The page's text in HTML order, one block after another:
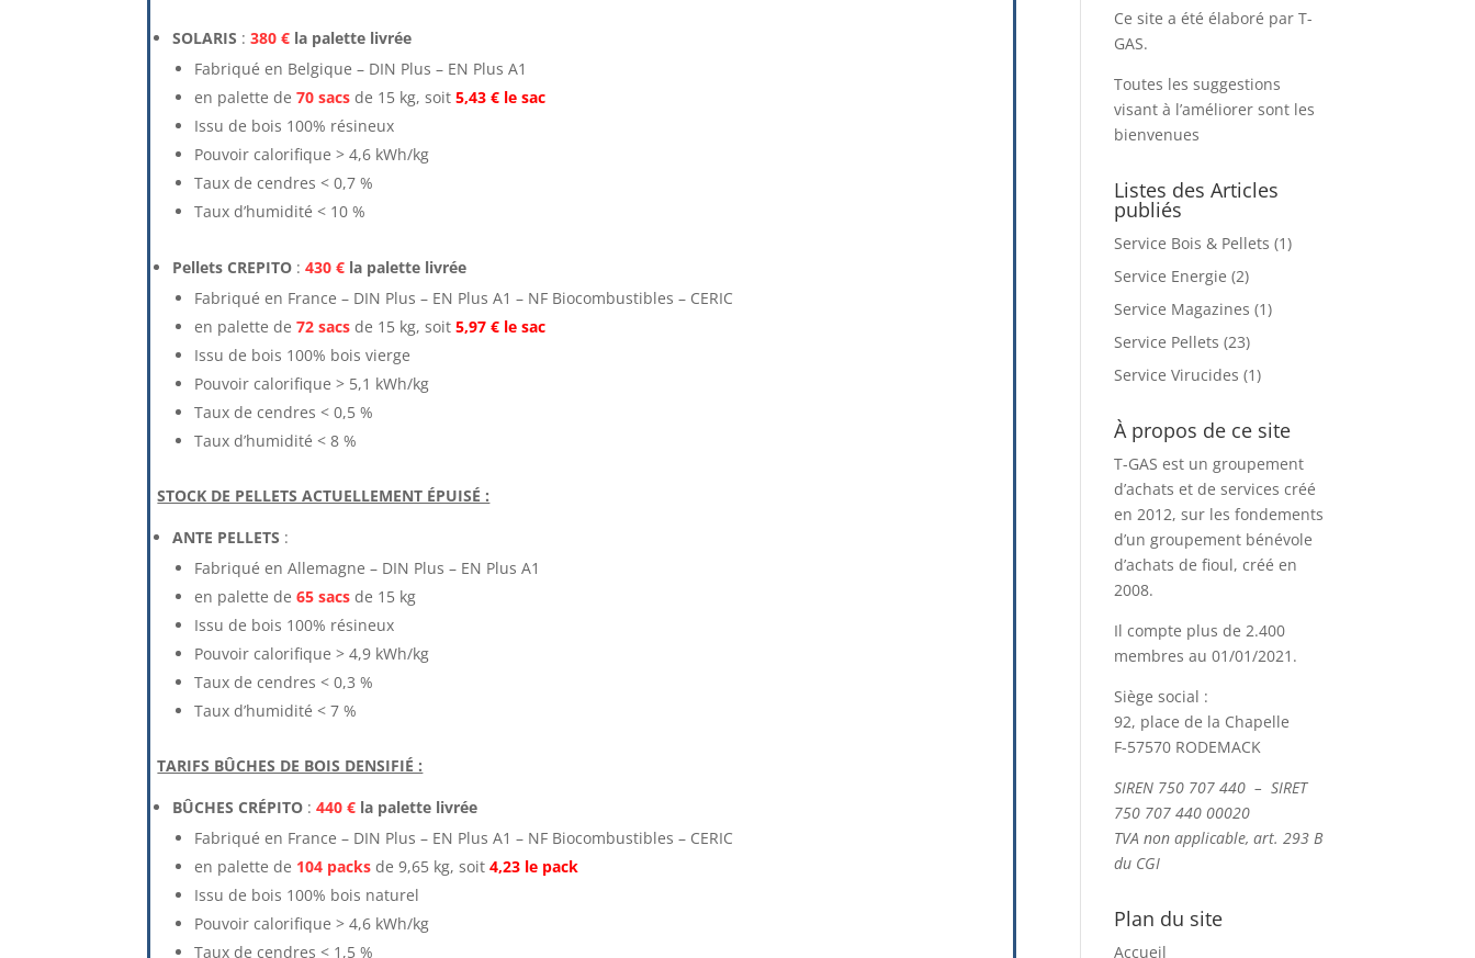
SOLARIS :380 € la palette livrée
Fabriqué en Belgique – DIN Plus – EN Plus A1
en palette de70 sacs de 15 kg, soit5,43 € le sac
Issu de bois 100% résineux
Pouvoir calorifique > 4,6 kWh/kg
Taux de cendres < 0,7 %
Taux d’humidité < 10 %
Pellets CREPITO :430 € la palette livrée
Fabriqué en France – DIN Plus – EN Plus A1 – NF Biocombustibles – CERIC
en palette de72 sacs de 15 kg, soit5,97 € le sac
Issu de bois 100% bois vierge
Pouvoir calorifique > 5,1 kWh/kg
Taux de cendres < 0,5 %
Taux d’humidité < 8 %
STOCK DE PELLETS ACTUELLEMENT ÉPUISÉ :
ANTE PELLETS :
Fabriqué en Allemagne – DIN Plus – EN Plus A1
en palette de65 sacs de 15 kg
Issu de bois 100% résineux
Pouvoir calorifique > 4,9 kWh/kg
Taux de cendres < 0,3 %
Taux d’humidité < 7 %
TARIFS BÛCHES DE BOIS DENSIFIÉ :
BÛCHES CRÉPITO :440 € la palette livrée
Fabriqué en France – DIN Plus – EN Plus A1 – NF Biocombustibles – CERIC
en palette de 104 packs de 9,65 kg, soit4,23 le pack
Issu de bois 100% bois naturel
Pouvoir calorifique > 4,6 kWh/kg
Taux de cendres < 1,5 %
Ce site a été élaboré par T-
GAS.
Toutes les suggestions
visant à l’améliorer sont les
bienvenues
Listes des Articles
publiés
Service Bois & Pellets (1)
Service Energie (2)
Service Magazines (1)
Service Pellets (23)
Service Virucides (1)
À propos de ce site
T-GAS est un groupement
d’achats et de services créé
en 2012, sur les fondements
d’un groupement bénévole
d’achats de fioul, créé en
2008.
Il compte plus de 2.400
membres au 01/01/2021.
Siège social :
92, place de la Chapelle
F-57570 RODEMACK
SIREN 750 707 440 – SIRET
750 707 440 00020
TVA non applicable, art. 293 B
du CGI
Plan du site
Accueil